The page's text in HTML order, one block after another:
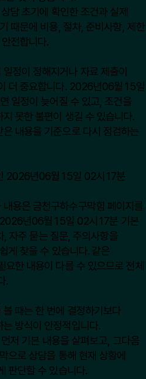
초기에 확인한 조건과 실제
때문에 비용, 절차, 준비사항, 제한
전합니다.
정이 정해지거나 자료 제출이
더 중요합니다. 2026년06월15일
일정이 늦어질 수 있고, 조건을
못한 불편이 생길 수 있습니다.
내용을 기준으로 다시 점검하는
2026년06월15일 02시17분
내용은 금천구하수구막힘 페이지를
2026년06월15일 02시17분 기본
자주 묻는 질문, 주의사항을
게 찾을 수 있습니다. 같은
한 내용이 다를 수 있으므로 전체
.
때는 한 번에 결정하기보다
방식이 안정적입니다.
기본 내용을 살펴보고, 그다음
으로 상담을 통해 현재 상황에
판단할 수 있습니다.